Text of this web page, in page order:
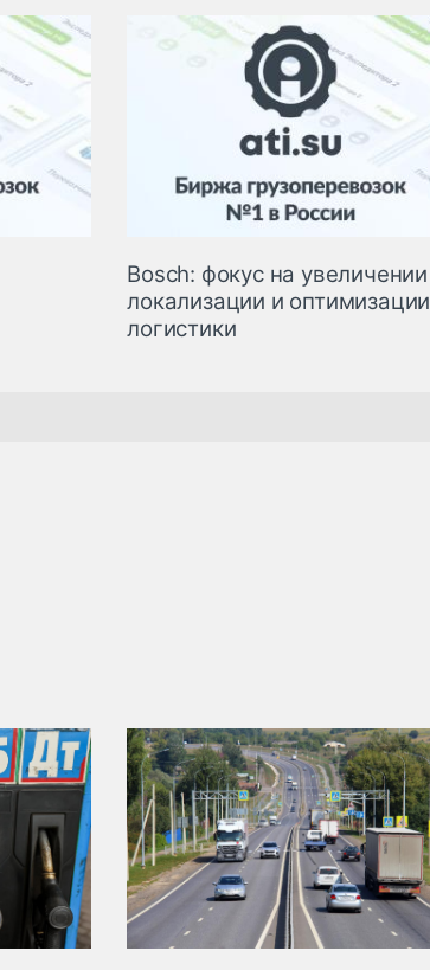
Bosch: фокус на увеличении
локализации и оптимизации
логистики